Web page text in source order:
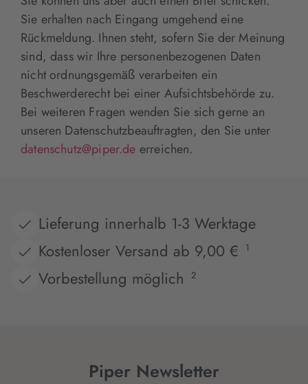
Sie erhalten nach Eingang umgehend eine
Rückmeldung. Ihnen steht, sofern Sie der Meinung
sind, dass wir Ihre personenbezogenen Daten
nicht ordnungsgemäß verarbeiten ein
Beschwerderecht bei einer Aufsichtsbehörde zu.
Bei weiteren Fragen wenden Sie sich gerne an
unseren Datenschutzbeauftragten, den Sie unter
datenschutz@piper.de erreichen.
Lieferung innerhalb 1-3 Werktage
Kostenloser Versand ab 9,00 €
1
Vorbestellung möglich 2
Piper Newsletter